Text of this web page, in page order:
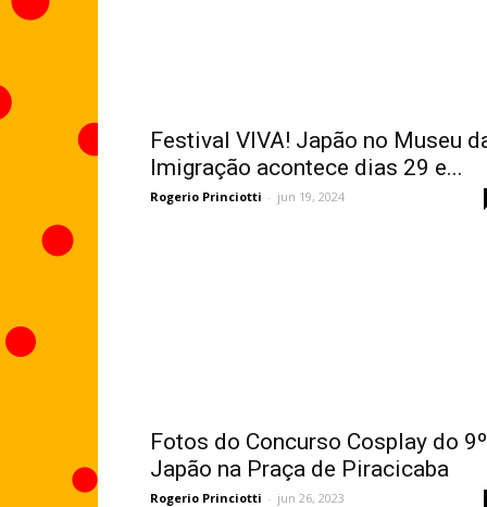
Festival VIVA! Japão no Museu
Imigração acontece dias 29 e...
Rogerio Princiotti - jun 19, 2024
Fotos do Concurso Cosplay do 9º
Japão na Praça de Piracicaba
Rogerio Princiotti - jun 26, 2023